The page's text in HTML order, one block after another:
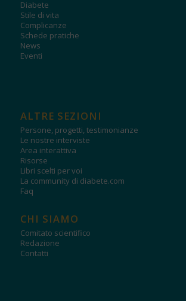
Diabete
Stile di vita
Complicanze
Schede pratiche
News
Eventi
ALTRE SEZIONI
Persone, progetti, testimonianze
Le nostre interviste
Area interattiva
Risorse
Libri scelti per voi
La community di diabete.com
Faq
CHI SIAMO
Comitato scientifico
Redazione
Contatti